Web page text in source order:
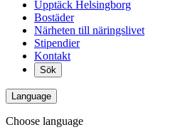
Upptäck Helsingborg
Bostäder
Närheten till näringslivet
Stipendier
Kontakt
Sök
Language
Choose language